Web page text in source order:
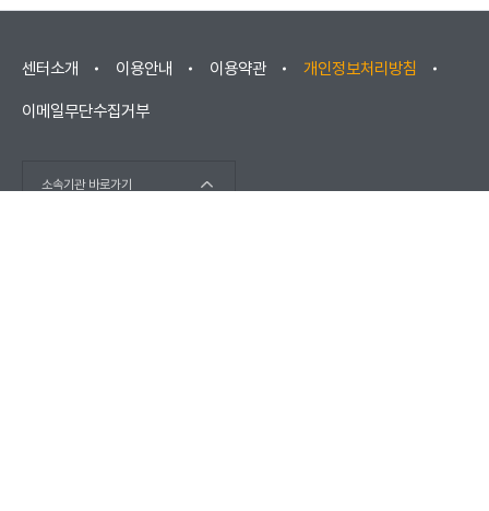
센터소개 이용안내 이용약관 개인정보처리방침
이메일무단수집거부
소속기관 바로가기